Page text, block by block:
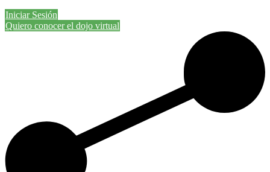
Iniciar Sesión
Quiero conocer el dojo virtual